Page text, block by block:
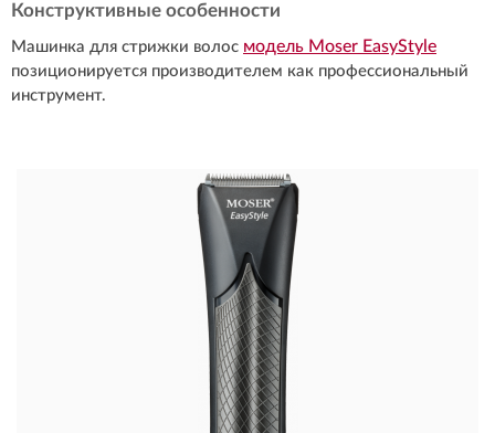
Конструктивные особенности
Машинка для стрижки волос модель Moser EasyStyle
позиционируется производителем как профессиональный
инструмент.